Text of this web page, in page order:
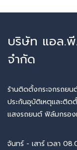
บริษัท แอล.พี
จำกัด
ร้านติดตั้งกระจกรถย
ประกันอุบัติเหตุและติ
แสงรถยนต์ ฟิล์มกรอง
จันทร์ - เสาร์ เวลา